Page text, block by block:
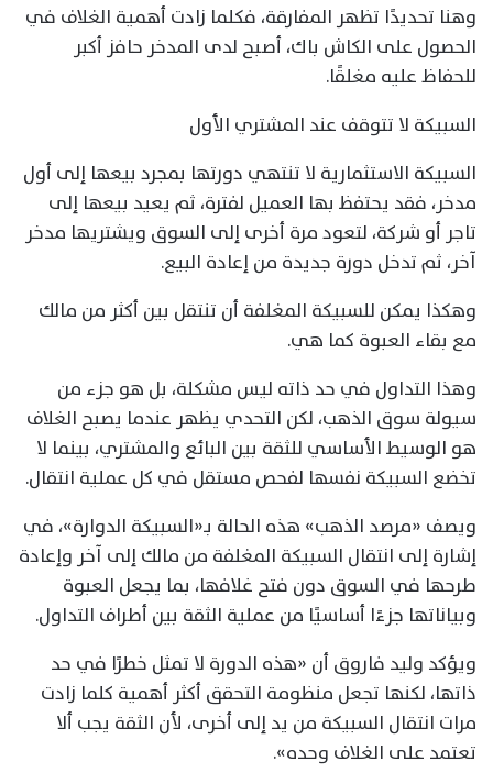
وهنا تحديدًا تظهر المفارقة، فكلما زادت أهمية الغلاف في
الحصول على الكاش باك، أصبح لدى المدخر حافز أكبر
للحفاظ عليه مغلقًا.
السبيكة لا تتوقف عند المشتري الأول
السبيكة الاستثمارية لا تنتهي دورتها بمجرد بيعها إلى أول
مدخر، فقد يحتفظ بها العميل لفترة، ثم يعيد بيعها إلى
تاجر أو شركة، لتعود مرة أخرى إلى السوق ويشتريها مدخر
آخر، ثم تدخل دورة جديدة من إعادة البيع.
وهكذا يمكن للسبيكة المغلفة أن تنتقل بين أكثر من مالك
مع بقاء العبوة كما هي.
وهذا التداول في حد ذاته ليس مشكلة، بل هو جزء من
سيولة سوق الذهب، لكن التحدي يظهر عندما يصبح الغلاف
هو الوسيط الأساسي للثقة بين البائع والمشتري، بينما لا
تخضع السبيكة نفسها لفحص مستقل في كل عملية انتقال.
ويصف «مرصد الذهب» هذه الحالة بـ«السبيكة الدوارة»، في
إشارة إلى انتقال السبيكة المغلفة من مالك إلى آخر وإعادة
طرحها في السوق دون فتح غلافها، بما يجعل العبوة
وبياناتها جزءًا أساسيًا من عملية الثقة بين أطراف التداول.
ويؤكد وليد فاروق أن «هذه الدورة لا تمثل خطرًا في حد
ذاتها، لكنها تجعل منظومة التحقق أكثر أهمية كلما زادت
مرات انتقال السبيكة من يد إلى أخرى، لأن الثقة يجب ألا
تعتمد على الغلاف وحده».